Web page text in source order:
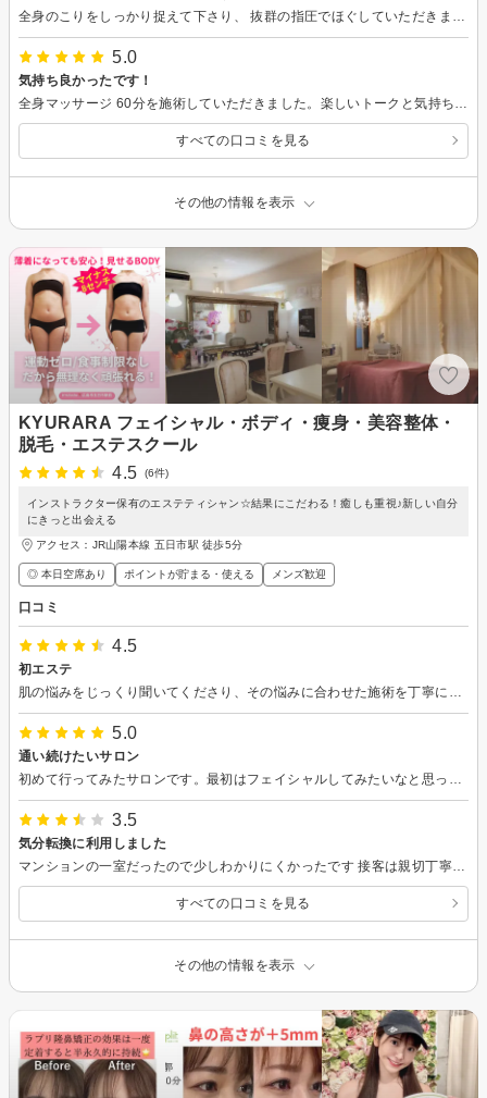
5.0
気持ち良かったです！
すべての口コミを見る
その他の情報を表示
KYURARA フェイシャル・ボディ・痩身・美容整体・
脱毛・エステスクール
4.5
(6件)
インストラクター保有のエステティシャン☆結果にこだわる！癒しも重視♪新しい自分
にきっと出会える
アクセス：JR山陽本線 五日市駅 徒歩5分
◎ 本日空席あり ポイントが貯まる・使える メンズ歓迎
口コミ
4.5
初エステ
5.0
通い続けたいサロン
3.5
気分転換に利用しました
マンションの一室だったので少しわかりにくかったです 接客は親切丁寧で私にあったプランの提供までいただいて気持ちよかったです よくあるエステの営業みたいなのものもなくて最後まで気持ちよく過ごさせていただきました
すべての口コミを見る
その他の情報を表示